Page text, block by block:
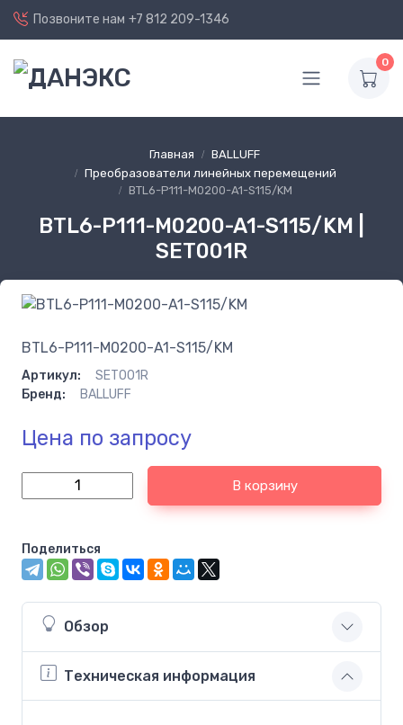
Позвоните нам +7 812 209-1346
0
Главная
BALLUFF
Преобразователи линейных перемещений
BTL6-P111-M0200-A1-S115/KM
BTL6-P111-M0200-A1-S115/KM |
SET001R
BTL6-P111-M0200-A1-S115/KM
Артикул:
SET001R
Бренд:
BALLUFF
Цена по запросу
В корзину
Поделиться
Обзор
Техническая информация